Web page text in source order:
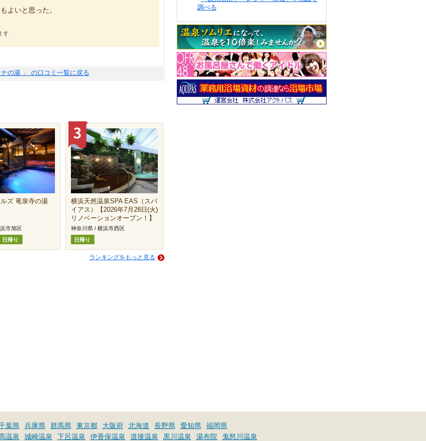
よいと思った。
す
ナの湯 」 の口コミ一覧に戻る
ズ 竜泉寺の湯
市旭区
日帰り
横浜天然温泉SPA EAS（スパ
イアス）【2026年7月28日(火)
リノベーションオープン！】
神奈川県 / 横浜市西区
日帰り
ランキングをもっと見る
調べる
葉県 兵庫県 群馬県 東京都 大阪府 北海道 長野県 愛知県 福岡県
温泉 城崎温泉 下呂温泉 伊香保温泉 道後温泉 黒川温泉 湯布院 鬼怒川温泉